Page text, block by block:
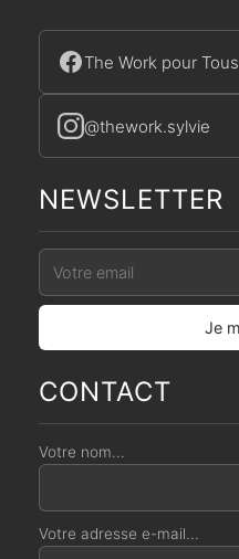
The Work pour Tous
@thework.sylvie
NEWSLETTER
CONTACT
Votre nom...
Votre adresse e-mail...